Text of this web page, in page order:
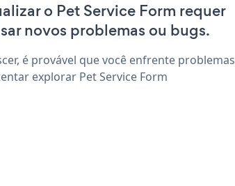
o Pet Service Form requer
novos problemas ou bugs.
é provável que você enfrente problemas
explorar Pet Service Form